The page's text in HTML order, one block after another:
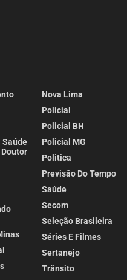
Saúde
Doutor
Nova Lima
Policial
Policial BH
Policial MG
Politica
Previsão Do Tempo
Saúde
Secom
Seleção Brasileira
Séries E Filmes
Sertanejo
Trânsito